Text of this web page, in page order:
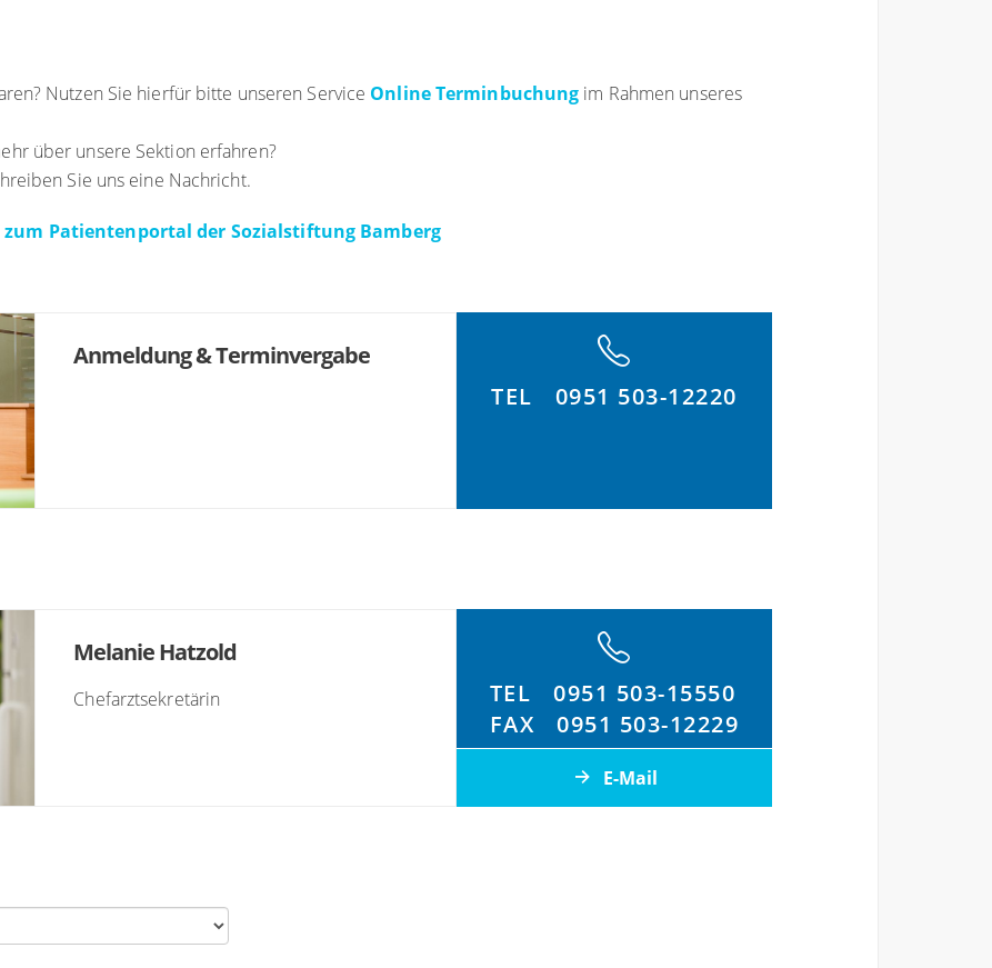
Nutzen Sie hierfür bitte unseren Service Online Terminbuchung im Rahmen unseres
über unsere Sektion erfahren?
Sie uns eine Nachricht.
Patientenportal der Sozialstiftung Bamberg
Anmeldung & Terminvergabe
TEL
0951 503-12220
Melanie Hatzold
Chefarztsekretärin TEL
0951 503-15550
FAX
0951 503-12229
E-Mail